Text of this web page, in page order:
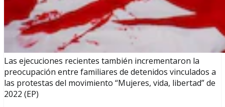
Las ejecuciones recientes también incrementaron la
preocupación entre familiares de detenidos vinculados a
las protestas del movimiento “Mujeres, vida, libertad” de
2022 (EP)